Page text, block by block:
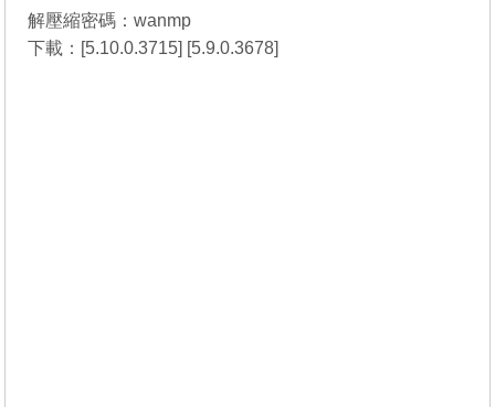
解壓縮密碼：wanmp
下載：[5.10.0.3715] [5.9.0.3678]